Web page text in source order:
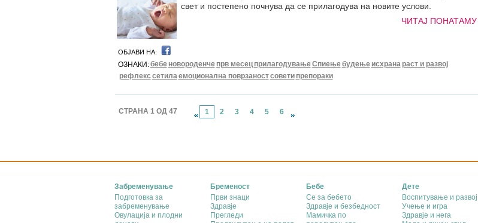
свет и постепено почнува да се прилагодува на новите услови.
ЧИТАЈ ПОНАТАМУ
ОБЈАВИ НА:
ОЗНАКИ:бебе новороденче прв месец прилагодувањеСпиењебудење исхрана раст и развој
рефлекс сетилаемоционална поврзаностсовети препораки
СТРАНА 1 ОД 47 1 2 3 4 5 6
Забременување
Подготовка за
забременување
Овулација и плодни
Бременост
Први знаци
Здравје
Прегледи
Бебе
Се за бебето
Здравје и безбедност
Мамичка по
Дете
Воспитување и развој
Учење и игра
Здравје и нега